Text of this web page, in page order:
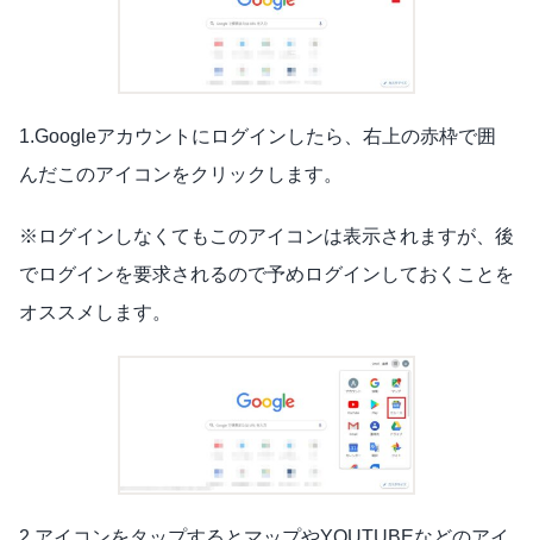
1.Googleアカウントにログインしたら、右上の赤枠で囲
んだこのアイコンをクリックします。
※ログインしなくてもこのアイコンは表示されますが、後
でログインを要求されるので予めログインしておくことを
オススメします。